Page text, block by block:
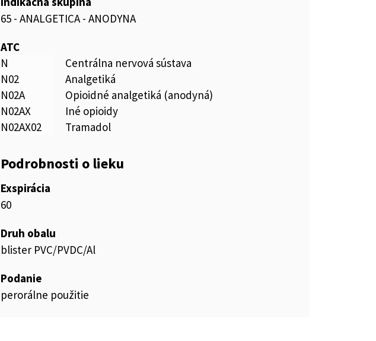
65 - ANALGETICA - ANODYNA
ATC
N
Centrálna nervová sústava
N02
Analgetiká
N02A
Opioidné analgetiká (anodyná)
N02AX
Iné opioidy
N02AX02
Tramadol
Podrobnosti o lieku
Exspirácia
60
Druh obalu
blister PVC/PVDC/Al
Podanie
perorálne použitie